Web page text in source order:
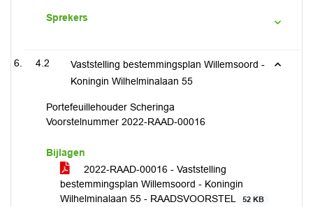
Sprekers
4.2
Vaststelling bestemmingsplan Willemsoord -
Koningin Wilhelminalaan 55
Portefeuillehouder Scheringa
Voorstelnummer 2022-RAAD-00016
Bijlagen
2022-RAAD-00016 - Vaststelling
bestemmingsplan Willemsoord - Koningin
Wilhelminalaan 55 - RAADSVOORSTEL
52 KB